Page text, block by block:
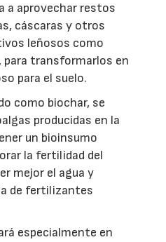
a aprovechar restos
cáscaras y otros
leñosos como
transformarlos en
para el suelo.
como biochar, se
producidas en la
un bioinsumo
la fertilidad del
mejor el agua y
de fertilizantes
especialmente en